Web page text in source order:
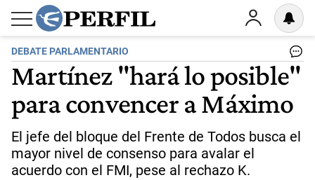
DEBATE PARLAMENTARIO
Martínez "hará lo posible"
para convencer a Máximo
El jefe del bloque del Frente de Todos busca el
mayor nivel de consenso para avalar el
acuerdo con el FMI, pese al rechazo K.